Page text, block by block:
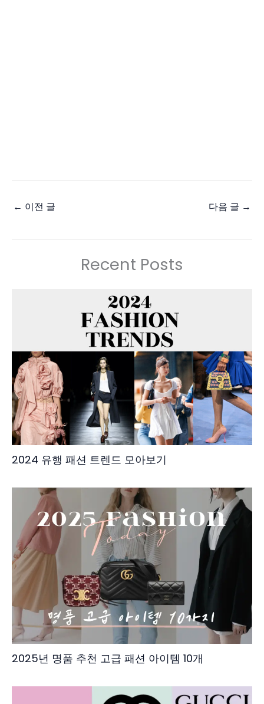
← 이전 글 다음 글 →
Recent Posts
2024 유행 패션 트렌드 모아보기
2025년 명품 추천 고급 패션 아이템 10개